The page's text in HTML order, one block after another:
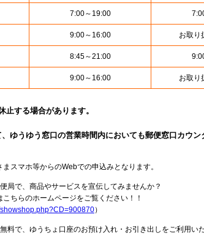
7:00～19:00
9:00～16:00 お取り
8:45～21:00
9:00～16:00 お取り
する場合があります。
ゆうゆう窓口の営業時間内においても郵便窓口カウン
スマホ等からのWebでの申込みとなります。
局で、商品やサービスを宣伝してみませんか？
ちらのホームページをご覧ください！！
）
料で、ゆうちょ口座のお預け入れ・お引き出しをご利用い